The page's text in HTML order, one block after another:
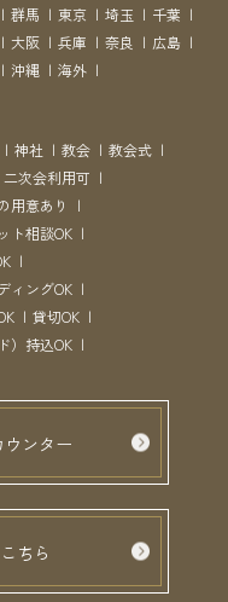
群馬 東京 埼玉
千葉
大阪 兵庫 奈良
広島
沖縄 海外
神社 教会
教会式
二次会利用可
用意あり
ト相談OK
ィングOK
貸切OK
）持込OK
ンター
ちら